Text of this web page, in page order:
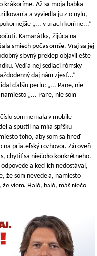
krákoríme. Až sa moja babka
a vyviedla ju z omylu,
„... v prach koríme...“
Kamarátka, žijúca na
smiech počas omše. Vraj sa jej
slovný preklep objavil ešte
Vedľa nej sediaci rómsky
daj nám zjesť...“
ďalšiu perlu: „... Pane, nie
„... Pane, nie som
som nemala v mobile
a spustil na mňa spŕšku
toho, aby som sa hneď
na priateľský rozhovor. Zároveň
chytiť sa niečoho konkrétneho.
a keď ich nedostával,
že som nevedela, namiesto
viem. Haló, haló, máš niečo